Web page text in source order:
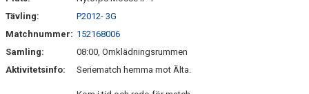
Tävling:
P2012- 3G
Matchnummer: 152168006
Samling:
08:00, Omklädningsrummen
Aktivitetsinfo:
Seriematch hemma mot Älta.